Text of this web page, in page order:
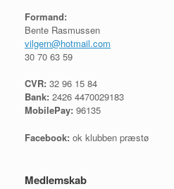
Formand:
Bente Rasmussen
vilgern@hotmail.com
30 70 63 59
CVR: 32 96 15 84
Bank: 2426 4470029183
MobilePay: 96135
Facebook: ok klubben præstø
Medlemskab